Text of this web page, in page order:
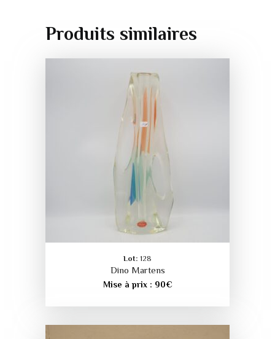
Produits similaires
Lot: 128
Dino Martens
Mise à prix : 90€